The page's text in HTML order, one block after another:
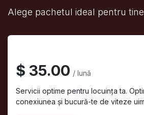
Alege pachetul ideal pentru
$ 35.00 / lună
Servicii optime pentru locuința ta.
conexiunea și bucură-te de viteze